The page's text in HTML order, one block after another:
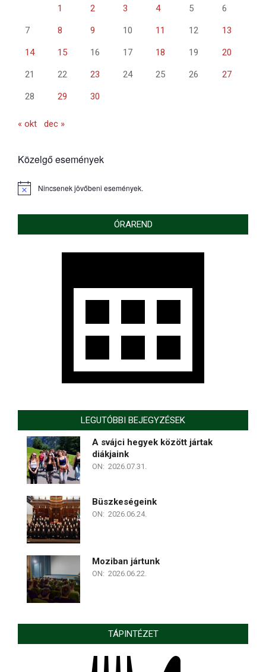
1 2 3 4 5 6
7 8 9 10 11 12 13
14 15 16 17 18 19 20
21 22 23 24 25 26 27
28 29 30
« okt dec »
Közelgő események
Notice Nincsenek jövőbeni események.
ÓRAREND
LEGUTÓBBI BEJEGYZÉSEK
A svájci hegyek között jártak
diákjaink
ON: 2026.07.31.
Büszkeségeink
ON: 2026.06.24.
Moziban jártunk
ON: 2026.06.22.
TÁPINTÉZET